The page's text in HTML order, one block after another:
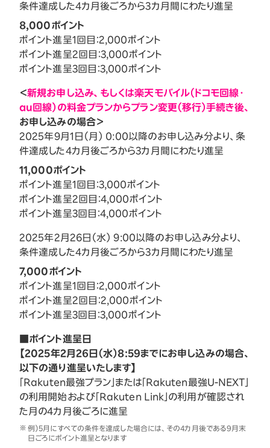
条件達成した4カ月後ごろから3カ月間にわたり進呈
8,000ポイント
ポイント進呈1回目：2,000ポイント
ポイント進呈2回目：3,000ポイント
ポイント進呈3回目：3,000ポイント
＜新規お申し込み、もしくは楽天モバイル（ドコモ回線・
au回線）の料金プランからプラン変更（移行）手続き後、
お申し込みの場合＞
2025年9月1日（月） 0:00以降のお申し込み分より、条
件達成した4カ月後ごろから3カ月間にわたり進呈
11,000ポイント
ポイント進呈1回目：3,000ポイント
ポイント進呈2回目：4,000ポイント
ポイント進呈3回目：4,000ポイント
2025年2月26日（水） 9:00以降のお申し込み分より、
条件達成した4カ月後ごろから3カ月間にわたり進呈
7,000ポイント
ポイント進呈1回目：2,000ポイント
ポイント進呈2回目：2,000ポイント
ポイント進呈3回目：3,000ポイント
■ポイント進呈日
【2025年2月26日（水）8:59までにお申し込みの場合、
以下の通り進呈いたします】
「Rakuten最強プラン」または「Rakuten最強U-NEXT」
の利用開始および「Rakuten Link」の利用が確認され
た月の4カ月後ごろに進呈
例）5月にすべての条件を達成した場合には、その4カ月後である9月末
日ごろにポイント進呈となります